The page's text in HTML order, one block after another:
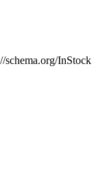
schema.org/InStock